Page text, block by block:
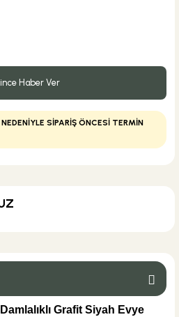
Haber Ver
SİPARİŞ ÖNCESİ TERMİN
Grafit Siyah Evye